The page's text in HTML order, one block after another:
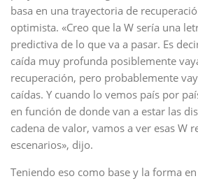
basa en una trayectoria de
optimista. «Creo que la W sería una
predictiva de lo que va a pasar. Es
caída muy profunda posiblemente
recuperación, pero probablemente
caídas. Y cuando lo vemos país por
en función de donde van a estar las
cadena de valor, vamos a ver esas W
escenarios», dijo.
Teniendo eso como base y la forma